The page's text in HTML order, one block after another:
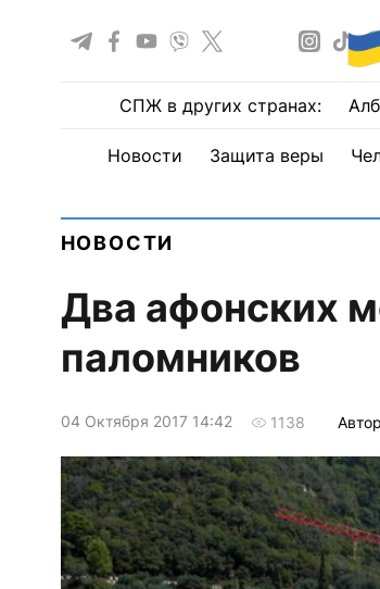
СПЖ в других странах:
Новости Защита веры
НОВОСТИ
Два афонских
паломников
04 Октября 2017 14:42 1138